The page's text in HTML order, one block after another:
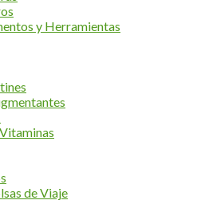
y Herramientas
de Viaje